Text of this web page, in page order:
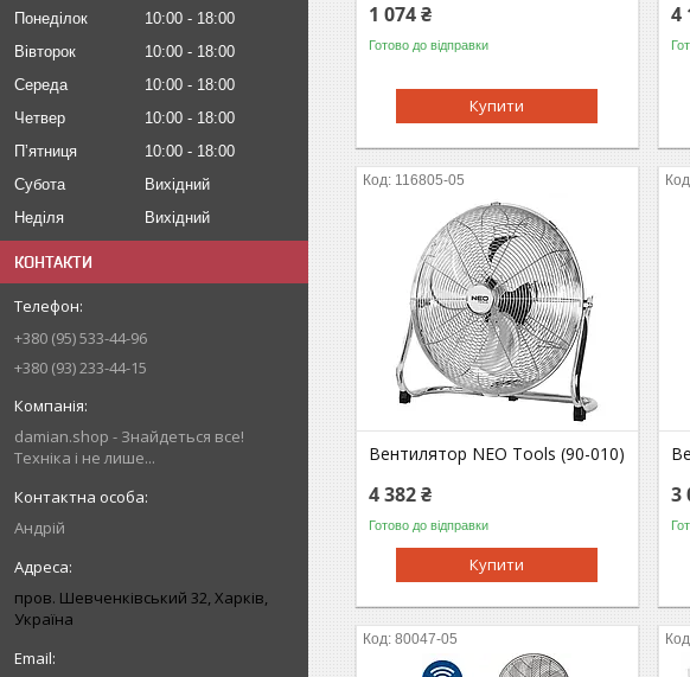
Понеділок 10:00
18:00
Вівторок
10:00
18:00
Середа
10:00
18:00
Четвер
10:00
18:00
Пʼятниця
10:00
18:00
Субота
Вихідний
Неділя
Вихідний
КОНТАКТИ
+380 (95) 533-44-96
+380 (93) 233-44-15
damian.shop - Знайдеться все!
Техніка і не лише...
Андрій
пров. Шевченківський 32, Харків,
Україна
1 074 ₴
Готово до відправки
Купити
4
116805-05
Вентилятор NEO Tools (90-010)
4 382 ₴
Готово до відправки
Купити
3
80047-05